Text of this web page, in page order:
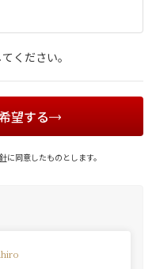
ください。
望する
に同意したものとします。